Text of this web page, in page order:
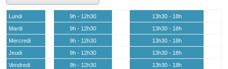
Lundi 9h - 12h30
13h30 - 18h
Mardi
9h - 12h30
13h30 - 18h
Mercredi
9h - 12h30
13h30 - 18h
Jeudi
9h - 12h30
13h30 - 18h
Vendredi
9h - 12h30
13h30 - 18h